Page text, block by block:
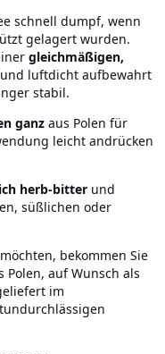
schnell dumpf, wenn
gelagert wurden.
gleichmäßigen,
luftdicht aufbewahrt
stabil.
ganz aus Polen für
leicht andrücken
herb-bitter und
süßlichen oder
bekommen Sie
Polen, auf Wunsch als
im